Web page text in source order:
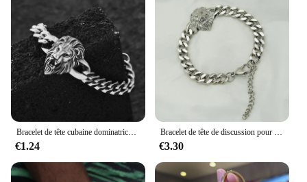
Bracelet de tête cubaine dominatrice pour hommes, bijoux de motard, punk rock, rue, fête
€1.24
Bracelet de tête de discussion pour homme, couleur or, acier inoxydable, chaîne cubaine, lien, cadeau pour homme, SION L
€3.30